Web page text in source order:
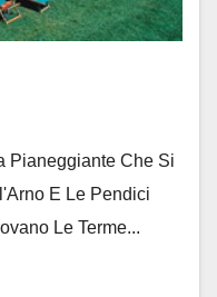
Pianeggiante Che Si
E Le Pendici
Le Terme...